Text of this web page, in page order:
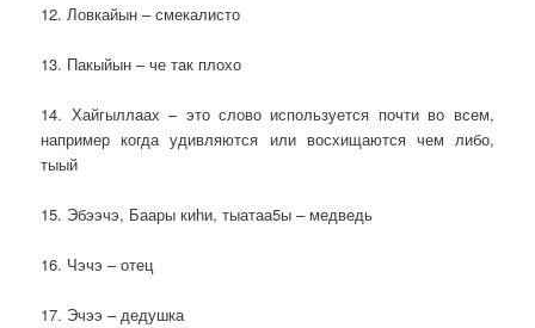
12. Ловкайын – смекалисто
13. Пакыйын – че так плохо
14. Хайгыллаах – это слово используется почти во всем,
например когда удивляются или восхищаются чем либо,
тыый
15. Эбээчэ, Баары киһи, тыатаа5ы – медведь
16. Чэчэ – отец
17. Эчээ – дедушка